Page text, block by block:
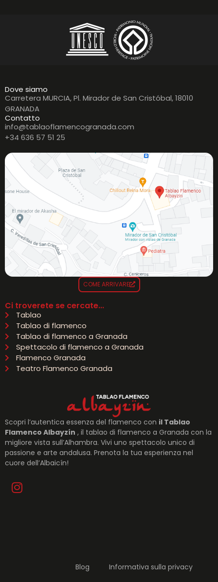
Scopri l’autentica essenza del flamenco con il Tablao
Flamenco Albayzín , il tablao di flamenco a Granada con la
migliore vista sull’Alhambra. Vivi uno spettacolo unico di
passione e arte andalusa. Prenota la tua esperienza nel
cuore dell’Albaicín!
Ci troverete se cercate...
Tablao
Tablao di flamenco
Tablao di flamenco a Granada
Spettacolo di flamenco a Granada
Flamenco Granada
Teatro Flamenco Granada
COME ARRIVARE
Dove siamo
Carretera MURCIA, Pl. Mirador de San Cristóbal, 18010
GRANADA
Contatto
info@tablaoflamencogranada.com
+34 636 57 51 25
Blog Informativa sulla privacy